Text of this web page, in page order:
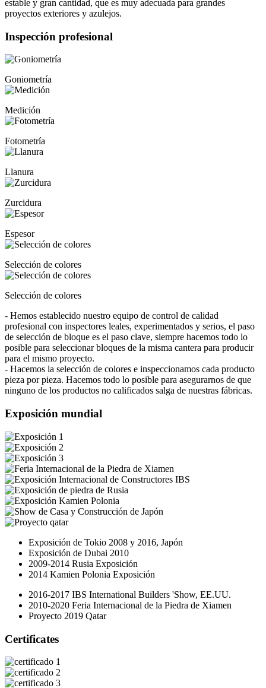
estable y gran cantidad, que es muy adecuada para grandes
proyectos exteriores y azulejos.
Inspección profesional
Goniometría
Medición
Fotometría
Llanura
Zurcidura
Espesor
Selección de colores
Selección de colores
- Hemos establecido nuestro equipo de control de calidad
profesional con inspectores leales, experimentados y serios, el paso
de selección de bloque es el paso clave, siempre hacemos todo lo
posible para seleccionar bloques de la misma cantera para producir
para el mismo proyecto.
- Hacemos la selección de colores e inspeccionamos cada producto
pieza por pieza. Hacemos todo lo posible para asegurarnos de que
ninguno de los productos no calificados salga de nuestras fábricas.
Exposición mundial
Exposición de Tokio 2008 y 2016, Japón
Exposición de Dubai 2010
2009-2014 Rusia Exposición
2014 Kamien Polonia Exposición
2016-2017 IBS International Builders 'Show, EE.UU.
2010-2020 Feria Internacional de la Piedra de Xiamen
Proyecto 2019 Qatar
Certificates